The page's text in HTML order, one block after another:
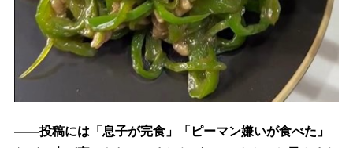
――投稿には「息子が完食」「ピーマン嫌いが食べた」